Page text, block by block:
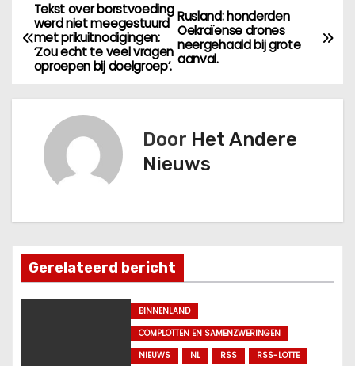
B
e
t
n
a
Rusland: honderden
Oekraïense drones
neergehaald bij grote
aanval.
Tekst over borstvoeding
werd niet meegestuurd
met prikuitnodigingen:
‘Zou echt te veel vragen
oproepen bij doelgroep’.
Door Het Andere
Nieuws
Gerelateerd bericht
BINNENLAND
COMPLOTTEN EN SAMENZWERINGEN
NIEUWS
NL RSS
RSS-LOTTE